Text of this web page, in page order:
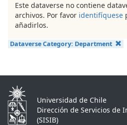
Este dataverse no contiene
archivos. Por favor identifíquese
añadirlos.
Dataverse Category: Department
Universidad de Chile
Dirección de Servicios de
(SISIB)